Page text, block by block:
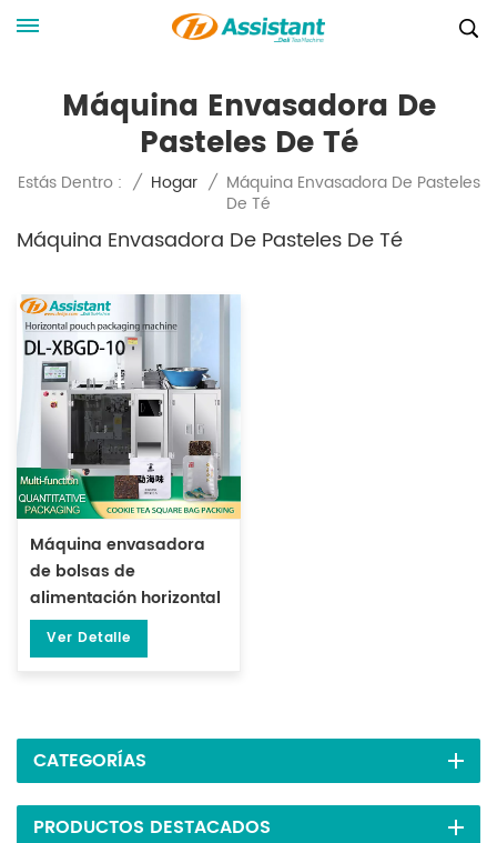
Máquina Envasadora De
Pasteles De Té
Estás Dentro : / Hogar / Máquina Envasadora De Pasteles
De Té
Máquina Envasadora De Pasteles De Té
Máquina envasadora
de bolsas de
alimentación horizontal
cuadradas para té y
galletas DL-XBGD-10
Ver Detalle
CATEGORÍAS
PRODUCTOS DESTACADOS